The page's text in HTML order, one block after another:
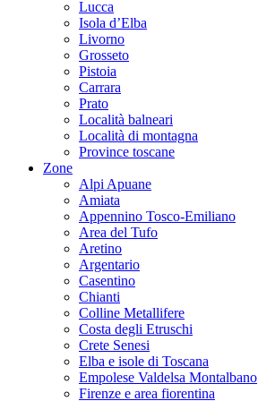
Lucca
Isola d’Elba
Livorno
Grosseto
Pistoia
Carrara
Prato
Località balneari
Località di montagna
Province toscane
Zone
Alpi Apuane
Amiata
Appennino Tosco-Emiliano
Area del Tufo
Aretino
Argentario
Casentino
Chianti
Colline Metallifere
Costa degli Etruschi
Crete Senesi
Elba e isole di Toscana
Empolese Valdelsa Montalbano
Firenze e area fiorentina